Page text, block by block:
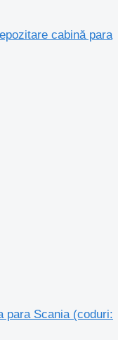
cabină para
para Scania (coduri: